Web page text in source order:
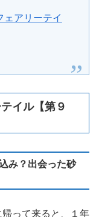
アリーテイ
イル【第９
み？出会った砂
って来ると、１年